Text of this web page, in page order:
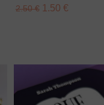
2.50 €1.50 €